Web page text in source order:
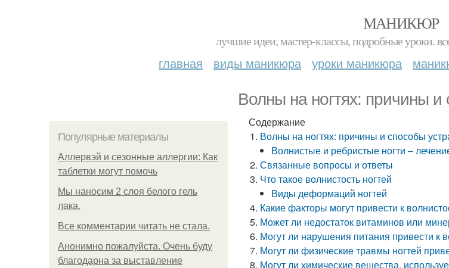
МАНИКЮР
лучшие идеи, мастер-классы, подробные уроки.
главная виды маникюра уроки маникюра
Волны на ногтях: причины и
Популярные материалы
Аллервэй и сезонные аллергии: Как
таблетки могут помочь
Мы наносим 2 слоя белого гель
лака.
Все комментарии читать не стала.
Анонимно пожалуйста. Очень буду
благодарна за выставление
Содержание
Волны на ногтях: причины и способы
Волнистые и ребристые ногти –
Связанные вопросы и ответы
Что такое волнистость ногтей
Виды деформаций ногтей
Какие факторы могут привести к
Может ли недостаток витаминов или
Могут ли нарушения питания привести к
Могут ли физические травмы ногтей
Могут ли химические вещества,